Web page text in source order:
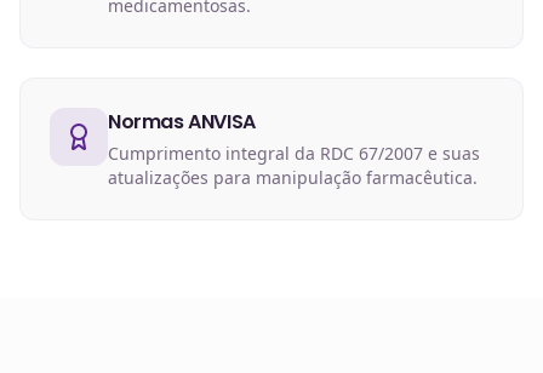
medicamentosas.
Normas ANVISA
Cumprimento integral da RDC 67/2007 e suas
atualizações para manipulação farmacêutica.